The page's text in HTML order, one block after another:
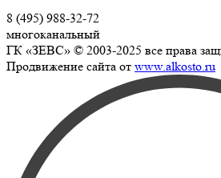
8 (495) 988-32-72
многоканальный
ГК «ЗЕВС» © 2003-2025 все права
Продвижение сайта от www.alkosto.ru